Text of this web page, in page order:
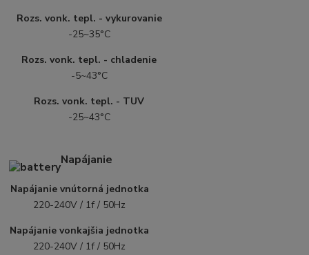
Rozs. vonk. tepl. - vykurovanie
-25~35°C
Rozs. vonk. tepl. - chladenie
-5~43°C
Rozs. vonk. tepl. - TUV
-25~43°C
Napájanie
Napájanie vnútorná jednotka
220-240V / 1f / 50Hz
Napájanie vonkajšia jednotka
220-240V / 1f / 50Hz